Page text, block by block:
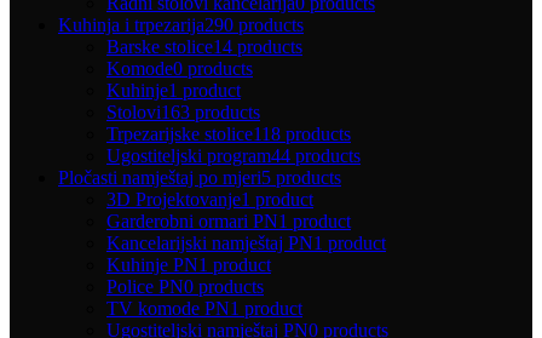
Kuhinja i trpezarija290 products
Barske stolice14 products
Komode0 products
Kuhinje1 product
Stolovi163 products
Trpezarijske stolice118 products
Ugostiteljski program44 products
Pločasti namještaj po mjeri5 products
3D Projektovanje1 product
Garderobni ormari PN1 product
Kancelarijski namještaj PN1 product
Kuhinje PN1 product
Police PN0 products
TV komode PN1 product
Ugostiteljski namještaj PN0 products